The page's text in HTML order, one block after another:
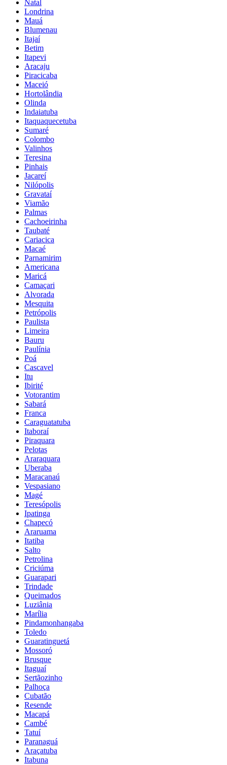
Natal
Londrina
Mauá
Blumenau
Itajaí
Betim
Itapevi
Aracaju
Piracicaba
Maceió
Hortolândia
Olinda
Indaiatuba
Itaquaquecetuba
Sumaré
Colombo
Valinhos
Teresina
Pinhais
Jacareí
Nilópolis
Gravataí
Viamão
Palmas
Cachoeirinha
Taubaté
Cariacica
Macaé
Parnamirim
Americana
Maricá
Camaçari
Alvorada
Mesquita
Petrópolis
Paulista
Limeira
Bauru
Paulínia
Poá
Cascavel
Itu
Ibirité
Votorantim
Sabará
Franca
Caraguatatuba
Itaboraí
Piraquara
Pelotas
Araraquara
Uberaba
Maracanaú
Vespasiano
Magé
Teresópolis
Ipatinga
Chapecó
Araruama
Itatiba
Salto
Petrolina
Criciúma
Guarapari
Trindade
Queimados
Luziânia
Marília
Pindamonhangaba
Toledo
Guaratinguetá
Mossoró
Brusque
Itaguaí
Sertãozinho
Palhoça
Cubatão
Resende
Macapá
Cambé
Tatuí
Paranaguá
Araçatuba
Itabuna